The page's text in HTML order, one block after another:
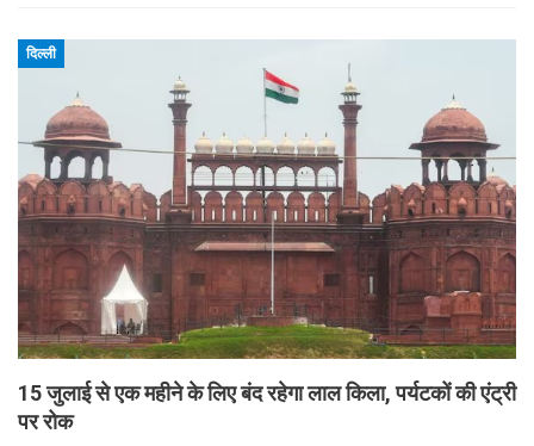
दिल्ली
15 जुलाई से एक महीने के लिए बंद रहेगा लाल किला, पर्यटकों की एंट्री
पर रोक